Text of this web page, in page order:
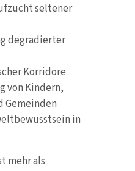
seltener
degradierter
Korridore
von Kindern,
Gemeinden
in
mehr als